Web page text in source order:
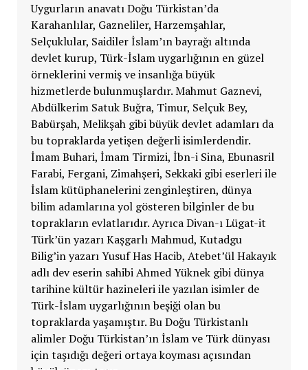
Uygurların anavatı Doğu Türkistan’da
Karahanlılar, Gazneliler, Harzemşahlar,
Selçuklular, Saidiler İslam’ın bayrağı altında
devlet kurup, Türk-İslam uygarlığının en güzel
örneklerini vermiş ve insanlığa büyük
hizmetlerde bulunmuşlardır. Mahmut Gaznevi,
Abdülkerim Satuk Buğra, Timur, Selçuk Bey,
Babürşah, Melikşah gibi büyük devlet adamları da
bu topraklarda yetişen değerli isimlerdendir.
İmam Buhari, İmam Tirmizi, İbn-i Sina, Ebunasril
Farabi, Fergani, Zimahşeri, Sekkaki gibi eserleri ile
İslam kütüphanelerini zenginleştiren, dünya
bilim adamlarına yol gösteren bilginler de bu
toprakların evlatlarıdır. Ayrıca Divan-ı Lügat-it
Türk’ün yazarı Kaşgarlı Mahmud, Kutadgu
Bilig’in yazarı Yusuf Has Hacib, Atebet’ül Hakayık
adlı dev eserin sahibi Ahmed Yüknek gibi dünya
tarihine kültür hazineleri ile yazılan isimler de
Türk-İslam uygarlığının beşiği olan bu
topraklarda yaşamıştır. Bu Doğu Türkistanlı
alimler Doğu Türkistan’ın İslam ve Türk dünyası
için taşıdığı değeri ortaya koyması açısından